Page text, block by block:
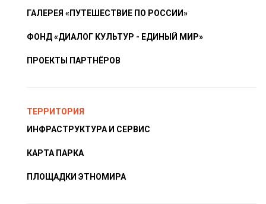
ГАЛЕРЕЯ «ПУТЕШЕСТВИЕ ПО РОССИИ»
ФОНД «ДИАЛОГ КУЛЬТУР - ЕДИНЫЙ МИР»
ПРОЕКТЫ ПАРТНЁРОВ
ТЕРРИТОРИЯ
ИНФРАСТРУКТУРА И СЕРВИС
КАРТА ПАРКА
ПЛОЩАДКИ ЭТНОМИРА